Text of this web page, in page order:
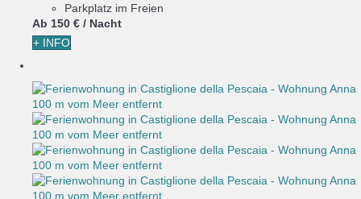
Parkplatz im Freien
Ab 150 € / Nacht
+ INFO